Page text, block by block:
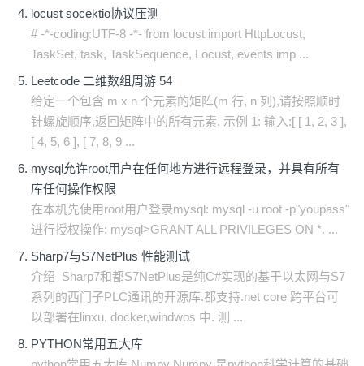
locust socektio协议压测
# -*-coding:UTF-8 -*- from locust import HttpLocust,
TaskSet, task, TaskSequence, Locust, events imp ...
Leetcode 二维数组周游 54
给定一个包含 m x n 个元素的矩阵(m 行, n 列),请按照顺时
针螺旋顺序,返回矩阵中的所有元素. 示例 1: 输入:[ [ 1, 2, 3 ],
[ 4, 5, 6 ], [ 7, 8, 9 ...
mysql允许root用户在任何地方进行远程登录，并具有所有
库任何操作权限
在本机先使用root用户登录mysql: mysql -u root -p"youpass"
进行授权操作: mysql>GRANT ALL PRIVILEGES ON *. ...
Sharp7与S7NetPlus 性能测试
介绍 ​ Sharp7和都S7NetPlus是纯C#实现的基于以太网与S7
系列的西门子PLC通讯的开源库.都支持.net core 跨平台可
以部署在linxu, docker,windwos 中. 测 ...
PYTHON常用五大库